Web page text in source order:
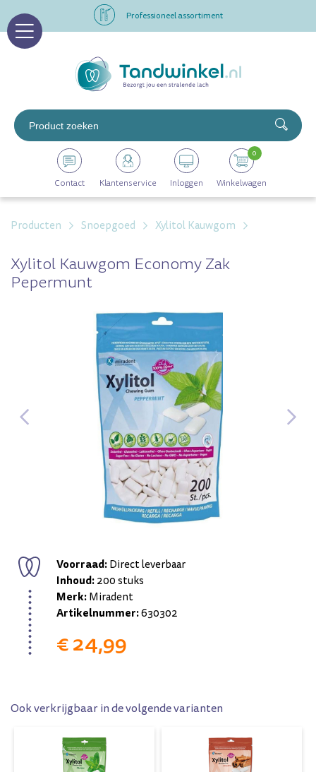
Professioneel assortiment
Op werkdagen voor 16.00 uur besteld, morgen in huis
Professioneel assortiment
Altijd op voorraad
Contact Klantenservice Inloggen Winkelwagen
0
Producten Snoepgoed Xylitol Kauwgom
Xylitol Kauwgom Economy Zak
Pepermunt
Voorraad:Direct leverbaar
Inhoud:200 stuks
Merk:Miradent
Artikelnummer:630302
€ 24,99
Ook verkrijgbaar in de volgende varianten